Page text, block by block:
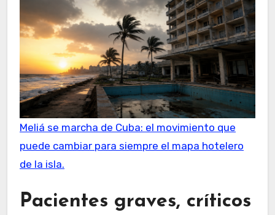
Meliá se marcha de Cuba: el movimiento que
puede cambiar para siempre el mapa hotelero
de la isla.
Pacientes graves, críticos